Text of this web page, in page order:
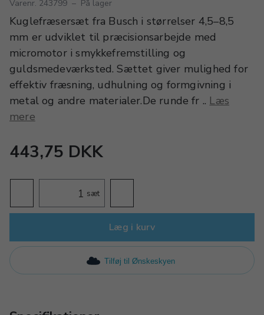
Varenr. 243799 – På lager
Kuglefræsersæt fra Busch i størrelser 4,5–8,5
mm er udviklet til præcisionsarbejde med
micromotor i smykkefremstilling og
guldsmedeværksted. Sættet giver mulighed for
effektiv fræsning, udhulning og formgivning i
metal og andre materialer.De runde fr .. Læs
mere
443,75 DKK
sæt
Læg i kurv
Tilføj til Ønskeskyen